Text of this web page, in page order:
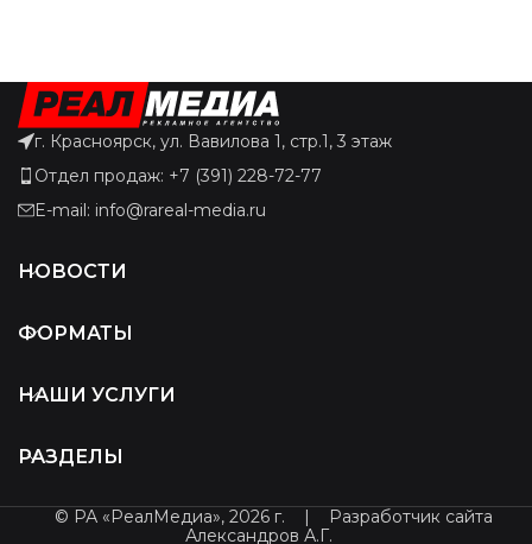
г. Красноярск, ул. Вавилова 1, стр.1, 3 этаж
Отдел продаж: +7 (391) 228-72-77
E-mail: info@rareal-media.ru
НОВОСТИ
ФОРМАТЫ
НАШИ УСЛУГИ
РАЗДЕЛЫ
© РА «РеалМедиа», 2026 г. |
Разработчик сайта
Александров А.Г.